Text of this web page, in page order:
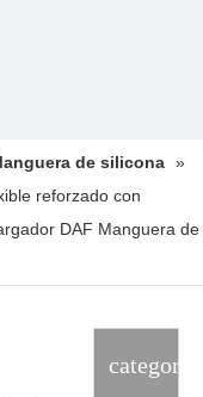
de silicona »
reforzado con
DAF Manguera de
categoria